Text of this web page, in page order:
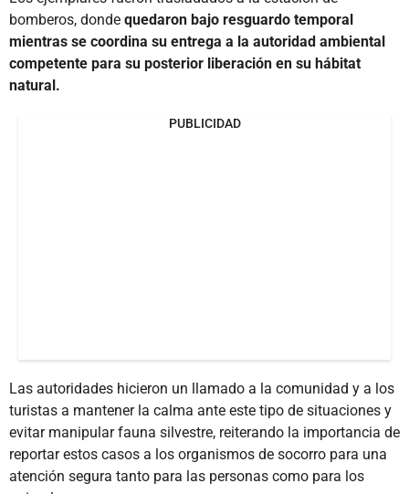
bomberos, donde quedaron bajo resguardo temporal
mientras se coordina su entrega a la autoridad ambiental
competente para su posterior liberación en su hábitat
natural.
PUBLICIDAD
Las autoridades hicieron un llamado a la comunidad y a los
turistas a mantener la calma ante este tipo de situaciones y
evitar manipular fauna silvestre, reiterando la importancia de
reportar estos casos a los organismos de socorro para una
atención segura tanto para las personas como para los